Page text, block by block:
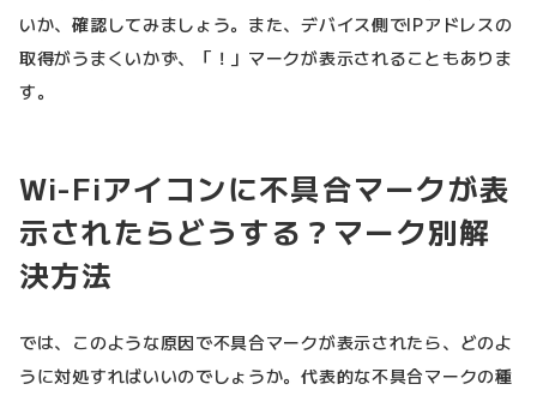
いか、確認してみましょう。また、デバイス側でIPアドレスの
取得がうまくいかず、「！」マークが表示されることもありま
す。
Wi-Fiアイコンに不具合マークが表
示されたらどうする？マーク別解
決方法
では、このような原因で不具合マークが表示されたら、どのよ
うに対処すればいいのでしょうか。代表的な不具合マークの種